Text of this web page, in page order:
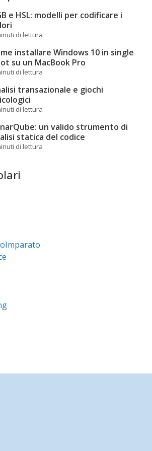
e HSL: modelli per codificare i
di lettura
installare Windows 10 in single
su un MacBook Pro
di lettura
transazionale e giochi
di lettura
un valido strumento di
statica del codice
di lettura